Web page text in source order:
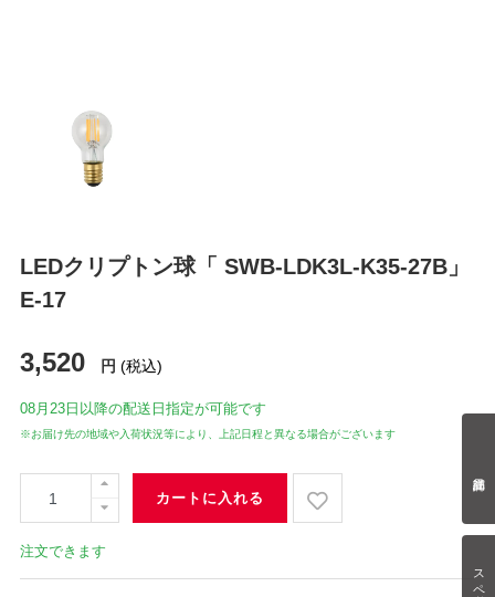
LEDクリプトン球「 SWB-LDK3L-K35-27B」
E-17
3,520 円 (税込)
08月23日 以降の配送日指定が可能です
※お届け先の地域や入荷状況等により、上記日程と異なる場合がございます
カートに入れる
注文できます